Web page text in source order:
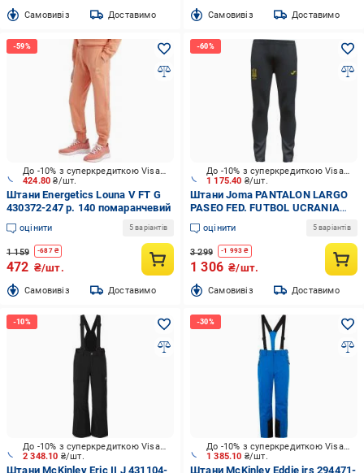
Cамовивіз Доставимо Cамовивіз Доставимо
424.80₴/шт.
До -10% з суперкредиткою Visa Вигода
Штани Energetics Louna V FT G
430372-247 р. 140 помаранчевий
оцінити 5 варіантів
1 159 -687₴
472 ₴/шт.
Cамовивіз Доставимо
1 175.40 ₴/шт.
До -10% з суперкредиткою Visa Вигода
Штани Joma PANTALON LARGO
PASEO FED. FUTBOL UCRANIA
AT11204A3101 р. L синій
оцінити 5 варіантів
3 299 -1 993 ₴
1 306 ₴/шт.
Cамовивіз Доставимо
2 348.10 ₴/шт.
До -10% з суперкредиткою Visa Вигода
Штани McKinley Eric II J 431104-
1 385.10 ₴/шт.
До -10% з суперкредиткою Visa Вигода
Штани McKinley Eddie jrs 294471-